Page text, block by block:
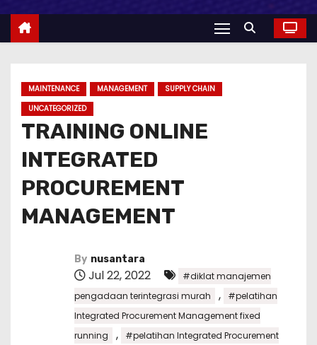
MAINTENANCE MANAGEMENT
SUPPLY CHAIN
UNCATEGORIZED
TRAINING ONLINE
INTEGRATED
PROCUREMENT
MANAGEMENT
By nusantara
Jul 22, 2022
#diklat manajemen
pengadaan terintegrasi murah
,
#pelatihan
Integrated Procurement Management fixed
running
,
#pelatihan Integrated Procurement